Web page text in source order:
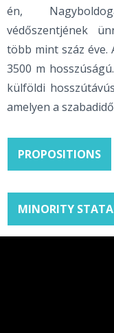
én,
védőszentjének
több mint száz éve.
3500 m
külföldi
amelyen a
PROPOSITIONS
MINORITY